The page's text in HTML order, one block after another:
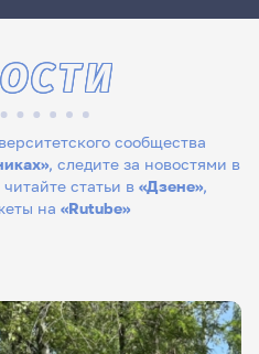
сообщества
, следите за новостями в
читайте статьи в «Дзене»,
на «Rutube»